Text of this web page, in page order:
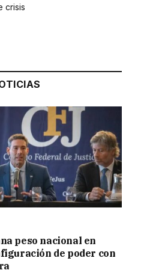
crisis
peso nacional en
de poder con